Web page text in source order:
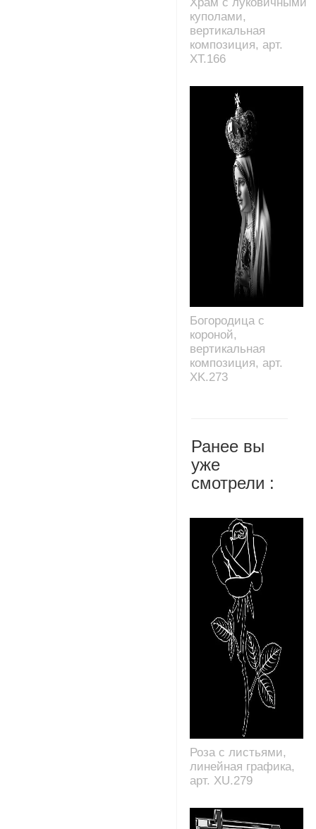
куполами,
вертикальная
композиция, арт.
XT.166
Богородица с
короной,
вертикальная
композиция, арт.
XK.273
Ранее вы
уже
смотрели :
Роза с листьями,
линейная графика,
арт. XU.279